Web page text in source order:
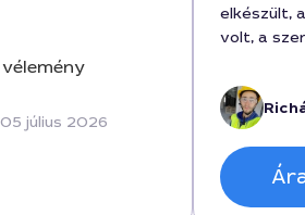
július 2026
elkészült,
volt, a
színek
játéka
aki